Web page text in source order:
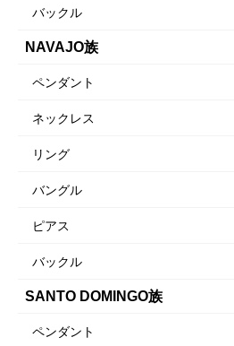
バックル
NAVAJO族
ペンダント
ネックレス
リング
バングル
ピアス
バックル
SANTO DOMINGO族
ペンダント